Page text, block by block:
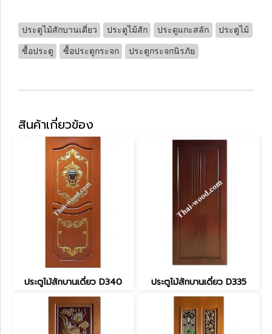
ประตูไม้สักบานเดี่ยว ประตูไม้สัก ประดูแกะสลัก ประตูไม้
ซื้อประตู ซื้อประตูกระจก ประตูกระจกนิรภัย
สินค้าเกี่ยวข้อง
ประตูไม้สักบานเดี่ยว D340 ประตูไม้สักบานเดี่ยว D335